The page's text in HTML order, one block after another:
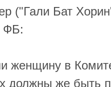
("Гали Бат
ФБ:
женщину в
должны же быть